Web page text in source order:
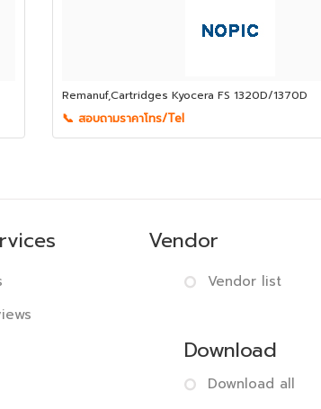
Remanuf,Cartridges Kyocera FS 1320D/1370D
📞 สอบถามราคาโทร/Tel
Vendor
Vendor list
Download
Download all